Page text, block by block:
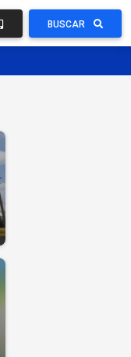
BUSCAR